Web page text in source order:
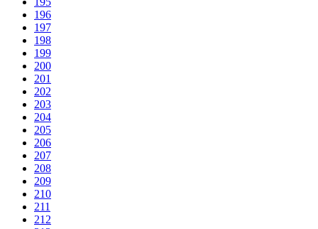
196
197
198
199
200
201
202
203
204
205
206
207
208
209
210
211
212